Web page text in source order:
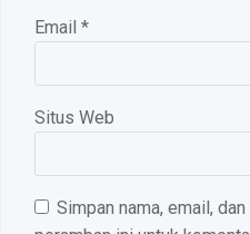
Email *
Situs Web
Simpan nama, email,